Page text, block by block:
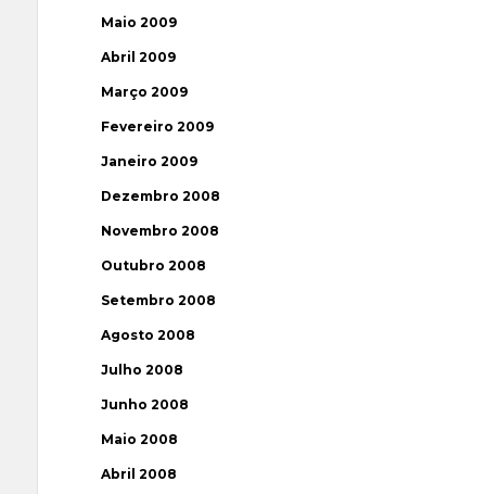
Maio 2009
Abril 2009
Março 2009
Fevereiro 2009
Janeiro 2009
Dezembro 2008
Novembro 2008
Outubro 2008
Setembro 2008
Agosto 2008
Julho 2008
Junho 2008
Maio 2008
Abril 2008